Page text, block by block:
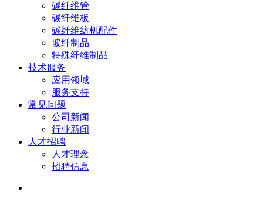
碳纤维管
碳纤维板
碳纤维纺机配件
玻纤制品
特殊纤维制品
技术服务
应用领域
服务支持
常见问题
公司新闻
行业新闻
人才招聘
人才理念
招聘信息